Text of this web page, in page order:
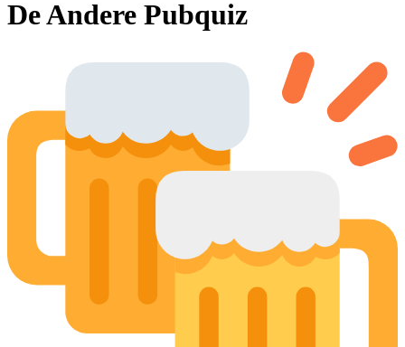
De Andere Pubquiz